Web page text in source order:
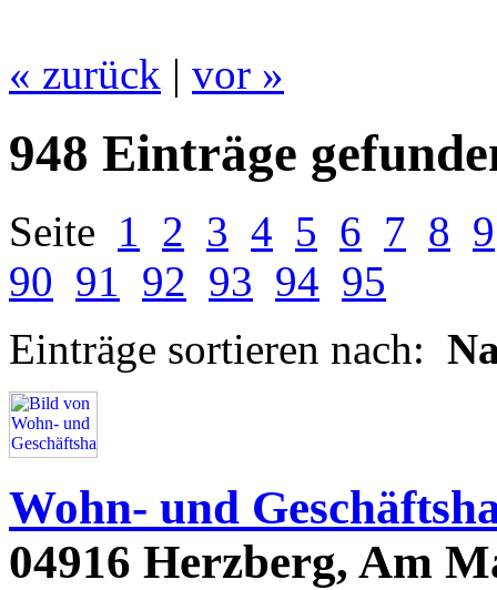
« zurück | vor »
948 Einträge
Seite 1 2 3 4 5 6 7 8 9
90 91 92 93 94 95
Einträge sortieren nach:
Wohn- und
04916 Herzberg, Am